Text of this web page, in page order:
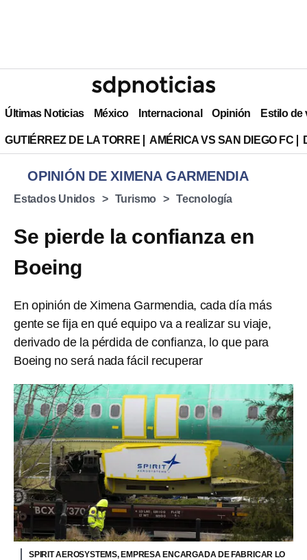
Últimas Noticias México Internacional Opinión Estilo de
GUTIÉRREZ DE LA TORRE AMÉRICA VS SAN DIEGO FC
OPINIÓN DE XIMENA GARMENDIA
Estados Unidos Turismo Tecnología
Se pierde la confianza en
Boeing
En opinión de Ximena Garmendia, cada día más
gente se fija en qué equipo va a realizar su viaje,
derivado de la pérdida de confianza, lo que para
Boeing no será nada fácil recuperar
SPIRIT AEROSYSTEMS, EMPRESA ENCARGADA DE FABRICAR LO